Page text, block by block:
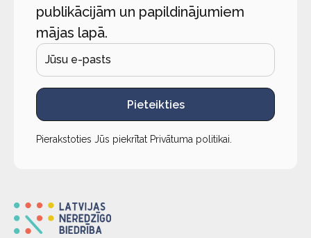
publikācijām un papildinājumiem
mājas lapā.
Pieteikties
Pierakstoties Jūs piekrītat Privātuma politikai